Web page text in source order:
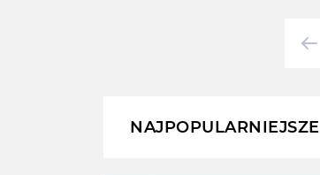
NAJPOPULARNIEJSZE